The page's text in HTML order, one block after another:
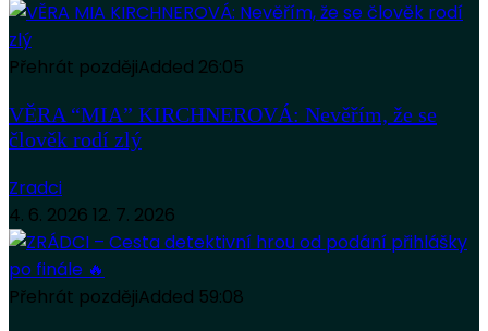
Přehrát pozdějiAdded 26:05
VĚRA “MIA” KIRCHNEROVÁ: Nevěřím, že se
člověk rodí zlý
Zradci
4. 6. 2026 12. 7. 2026
Přehrát pozdějiAdded 59:08